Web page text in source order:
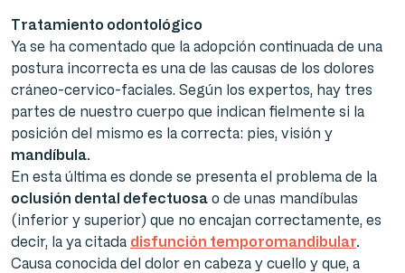
Tratamiento odontológico
Ya se ha comentado que la adopción continuada de una
postura incorrecta es una de las causas de los dolores
cráneo-cervico-faciales. Según los expertos, hay tres
partes de nuestro cuerpo que indican fielmente si la
posición del mismo es la correcta: pies, visión y
mandíbula.
En esta última es donde se presenta el problema de la
oclusión dental defectuosa o de unas mandíbulas
(inferior y superior) que no encajan correctamente, es
decir, la ya citada disfunción temporomandibular.
Causa conocida del dolor en cabeza y cuello y que, a